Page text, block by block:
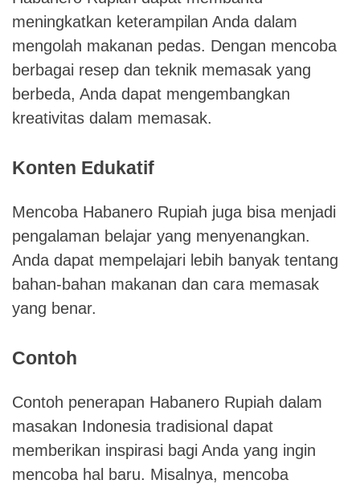
meningkatkan keterampilan Anda dalam
mengolah makanan pedas. Dengan mencoba
berbagai resep dan teknik memasak yang
berbeda, Anda dapat mengembangkan
kreativitas dalam memasak.
Konten Edukatif
Mencoba Habanero Rupiah juga bisa menjadi
pengalaman belajar yang menyenangkan.
Anda dapat mempelajari lebih banyak tentang
bahan-bahan makanan dan cara memasak
yang benar.
Contoh
Contoh penerapan Habanero Rupiah dalam
masakan Indonesia tradisional dapat
memberikan inspirasi bagi Anda yang ingin
mencoba hal baru. Misalnya, mencoba